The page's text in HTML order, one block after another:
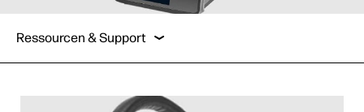
Übersicht Funktionen
Ressourcen & Support
Ressourcen & Support